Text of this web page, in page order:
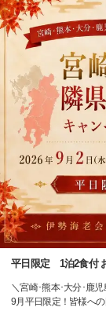
平日限定 1泊2食付
＼宮崎･熊本･大分･鹿
9月平日限定！皆様へ